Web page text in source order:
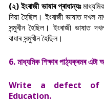
(২) ইংৰাজী ভাষাৰ প্ৰাধান্যঃ
দিয়া হৈছিল। ইংৰাজী ভাষাত দখল
সন্মুখীন হৈছিল। ইংৰাজী ভাষাত
বাধাৰ সন্মুখীন হৈছিল।
6. মাধ্যমিক শিক্ষাৰ পাঠ্যক্ৰমৰ এটা
Write a defect of
Education.